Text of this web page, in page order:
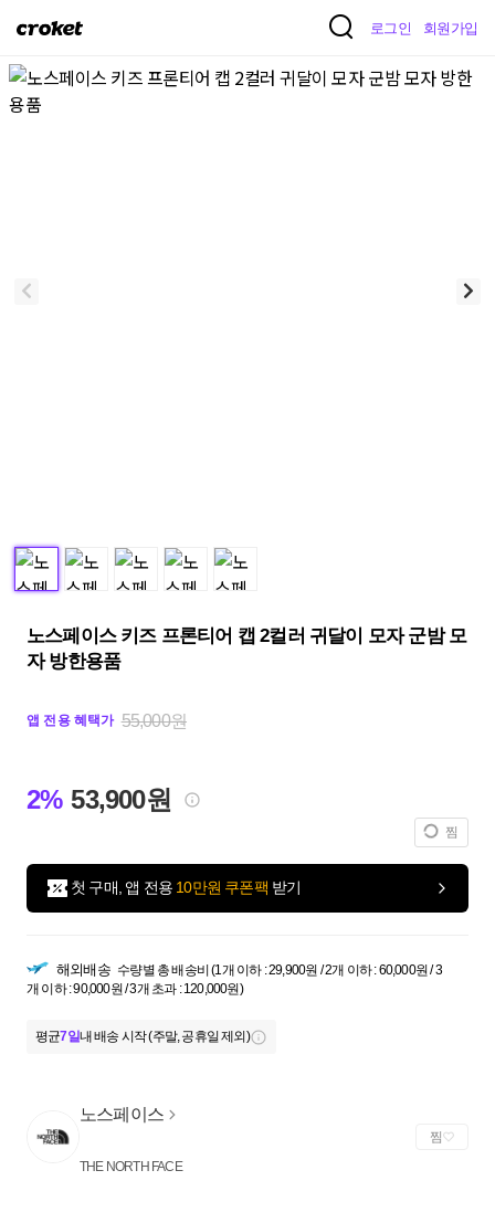
크
켓
로그인 회원가입
노스페이스 키즈 프론티어 캡 2컬러 귀달이 모자 군밤 모
자 방한용품
앱 전용 혜택가 55,000원
2% 53,900원
찜
첫 구매, 앱 전용 10만원 쿠폰팩 받기
해외배송 수량별 총 배송비 (1개 이하 : 29,900원 / 2개 이하 : 60,000원 / 3
개 이하 : 90,000원 / 3개 초과 : 120,000원)
평균7일내 배송 시작 (주말, 공휴일 제외)
노스페이스
THE NORTH FACE
찜